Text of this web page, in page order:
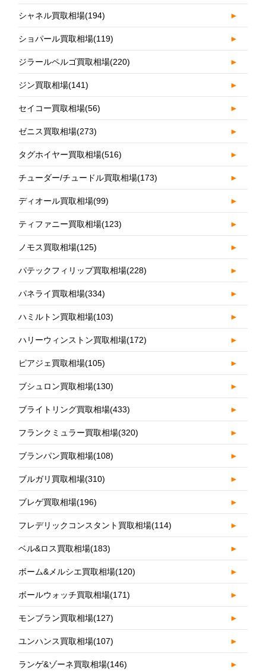
シャネル買取相場(194) ►
ショパール買取相場(119) ►
ジラールペルゴ買取相場(220) ►
ジン買取相場(141) ►
セイコー買取相場(56) ►
ゼニス買取相場(273) ►
タグホイヤー買取相場(516) ►
チューダー/チュードル買取相場(173) ►
ディオール買取相場(99) ►
ティファニー買取相場(123) ►
ノモス買取相場(125) ►
パテックフィリップ買取相場(228) ►
パネライ買取相場(334) ►
ハミルトン買取相場(103) ►
ハリーウィンストン買取相場(172) ►
ピアジェ買取相場(105) ►
ブシュロン買取相場(130) ►
ブライトリング買取相場(433) ►
フランクミュラー買取相場(320) ►
ブランパン買取相場(108) ►
ブルガリ買取相場(310) ►
ブレゲ買取相場(196) ►
フレデリックコンスタント買取相場(114) ►
ベル&ロス買取相場(183) ►
ボーム&メルシエ買取相場(120) ►
ボールウォッチ買取相場(171) ►
モンブラン買取相場(127) ►
ユンハンス買取相場(107) ►
ランゲ&ゾーネ買取相場(146) ►